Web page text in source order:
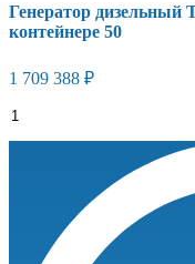
Генератор
контейнере 50
1 709 388 ₽
Генератор
контейнере